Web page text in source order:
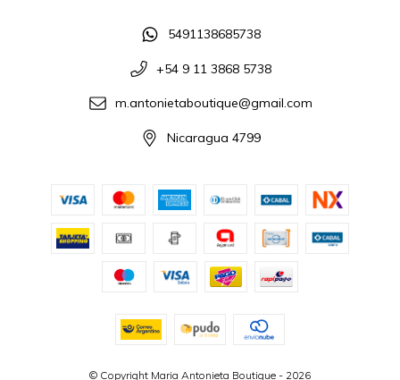
5491138685738
+54 9 11 3868 5738
m.antonietaboutique@gmail.com
Nicaragua 4799
© Copyright Maria Antonieta Boutique - 2026